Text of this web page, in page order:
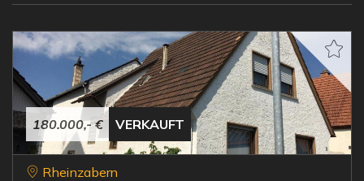
180.000,- € VERKAUFT
Rheinzabern